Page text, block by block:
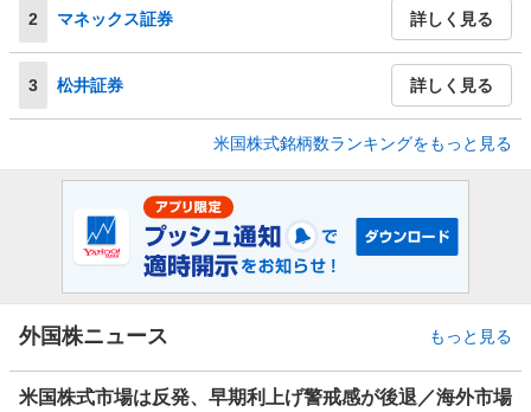
2 マネックス証券 詳しく見る
3 松井証券 詳しく見る
米国株式銘柄数ランキングをもっと見る
外国株ニュース もっと見る
米国株式市場は反発、早期利上げ警戒感が後退／海外市場